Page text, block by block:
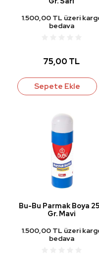
1.500,00 TL üzeri
bedava
75,00 TL
Sepete Ekle
Bu-Bu Parmak Boya
Gr. Mavi
1.500,00 TL üzeri
bedava